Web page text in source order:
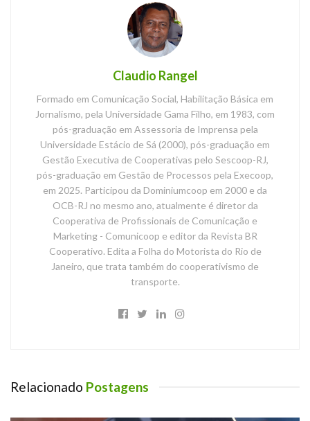
Claudio Rangel
Formado em Comunicação Social, Habilitação Básica em
Jornalismo, pela Universidade Gama Filho, em 1983, com
pós-graduação em Assessoria de Imprensa pela
Universidade Estácio de Sá (2000), pós-graduação em
Gestão Executiva de Cooperativas pelo Sescoop-RJ,
pós-graduação em Gestão de Processos pela Execoop,
em 2025. Participou da Dominiumcoop em 2000 e da
OCB-RJ no mesmo ano, atualmente é diretor da
Cooperativa de Profissionais de Comunicação e
Marketing - Comunicoop e editor da Revista BR
Cooperativo. Edita a Folha do Motorista do Rio de
Janeiro, que trata também do cooperativismo de
transporte.
Relacionado Postagens